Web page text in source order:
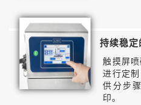
持续稳定
触摸屏
进行定制
供分步
印。